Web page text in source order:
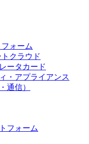
ォーム
クラウド
ータカード
・アプライアンス
通信）
フォーム